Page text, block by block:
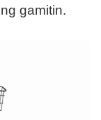
gamitin.